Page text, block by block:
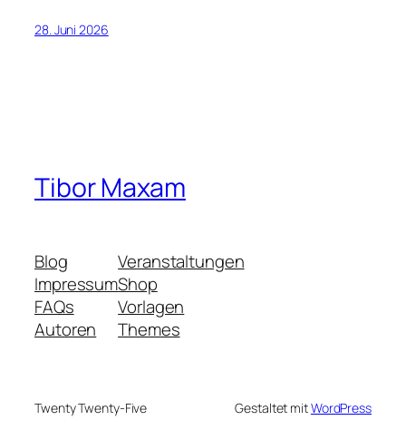
28. Juni 2026
Tibor Maxam
Blog
Impressum
FAQs
Autoren
Veranstaltungen
Shop
Vorlagen
Themes
Twenty Twenty-Five Gestaltet mitWordPress